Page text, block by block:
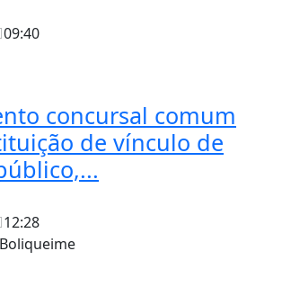
09:40
concursal comum
de vínculo de
12:28